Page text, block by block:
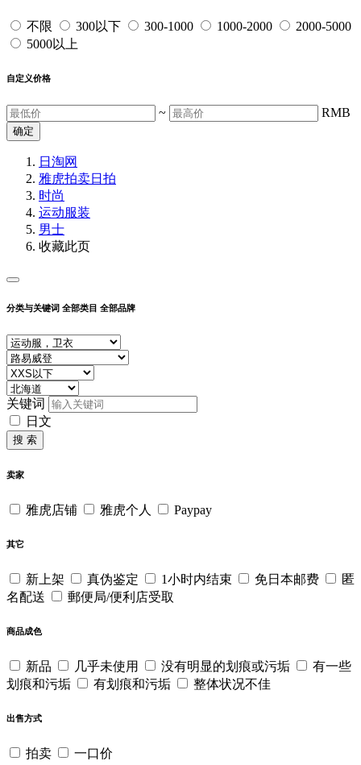
不限 300以下 300-1000 1000-2000
2000-5000
5000以上
自定义价格
~ RMB
确定
日淘网
雅虎拍卖日拍
时尚
运动服装
男士
收藏此页
分类与关键词 全部类目 全部品牌
关键词
日文
搜 索
卖家
雅虎店铺 雅虎个人 Paypay
其它
新上架 真伪鉴定 1小时内结束 免日本邮费
匿
名配送
郵便局/便利店受取
商品成色
新品 几乎未使用 没有明显的划痕或污垢
有一些
划痕和污垢
有划痕和污垢 整体状况不佳
出售方式
拍卖 一口价